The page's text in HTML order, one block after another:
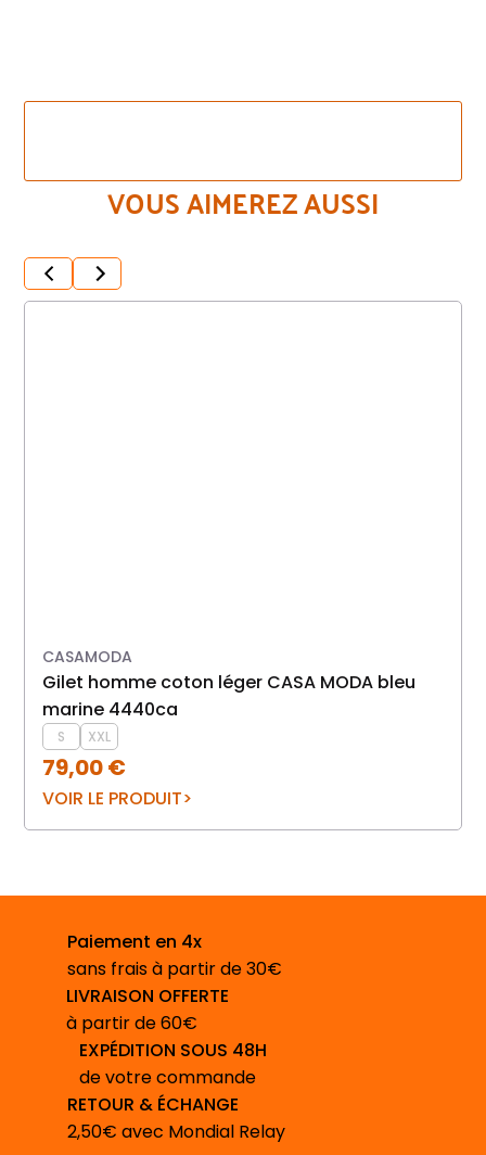
VOUS AIMEREZ AUSSI
CASAMODA
gilet homme coton léger CASA MODA bleu
marine 4440ca
S XXL
79,00€
VOIR LE PRODUIT
Paiement en 4x
sans frais à partir de 30€
LIVRAISON OFFERTE
à partir de 60€
EXPÉDITION SOUS 48H
de votre commande
RETOUR & ÉCHANGE
2,50€ avec Mondial Relay